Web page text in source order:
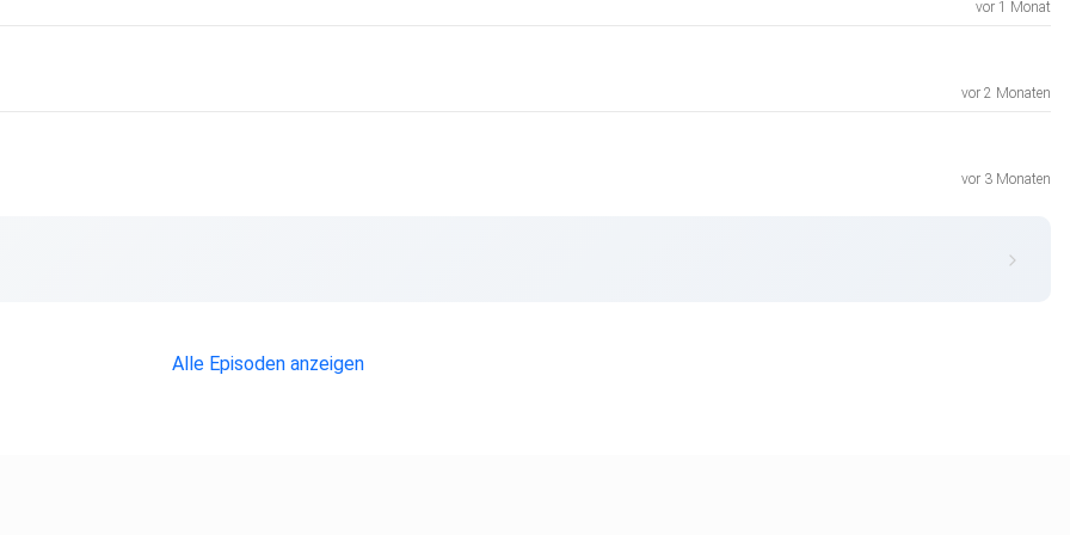
vor 1 Monat
vor 2 Monaten
vor 3 Monaten
Alle Episoden anzeigen